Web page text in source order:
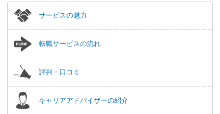
サービスの魅力
転職サービスの流れ
評判・口コミ
キャリアアドバイザーの紹介